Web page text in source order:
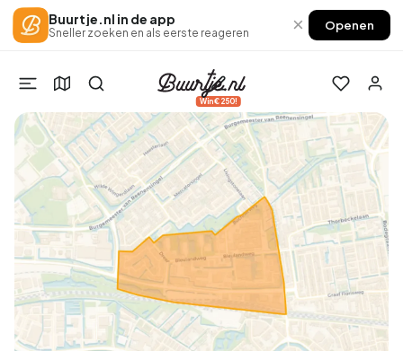
Buurtje.nl in de app
Sneller zoeken en als eerste reageren × Openen
Win €250!